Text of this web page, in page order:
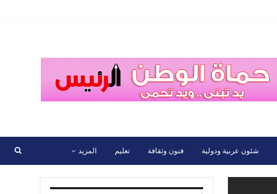
شئون عربية ودولية فنون وثقافة تعليم المزيد